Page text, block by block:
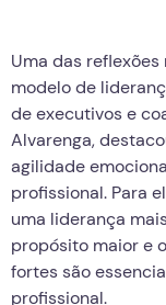
Uma das
modelo de
de executivos e
Alvarenga,
agilidade
profissional. Para
uma liderança
propósito maior e o
fortes são
profissional.